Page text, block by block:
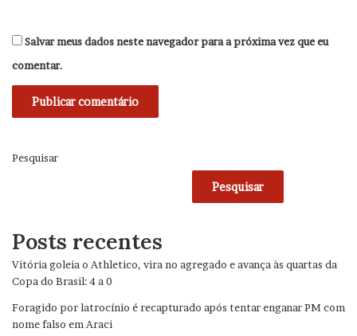
Salvar meus dados neste navegador para a próxima vez que eu
comentar.
Pesquisar
Pesquisar
Posts recentes
Vitória goleia o Athletico, vira no agregado e avança às quartas da
Copa do Brasil: 4 a 0
Foragido por latrocínio é recapturado após tentar enganar PM com
nome falso em Araci